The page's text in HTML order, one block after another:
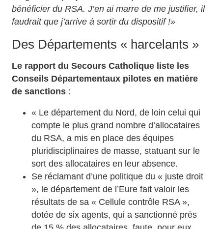
bénéficier du RSA. J’en ai marre de me justifier, il
faudrait que j’arrive à sortir du dispositif !»
Des Départements « harcelants »
Le rapport du Secours Catholique liste les
Conseils Départementaux pilotes en matière
de sanctions :
« Le département du Nord, de loin celui qui
compte le plus grand nombre d’allocataires
du RSA, a mis en place des équipes
pluridisciplinaires de masse, statuant sur le
sort des allocataires en leur absence.
Se réclamant d’une politique du « juste droit
», le département de l’Eure fait valoir les
résultats de sa « Cellule contrôle RSA »,
dotée de six agents, qui a sanctionné près